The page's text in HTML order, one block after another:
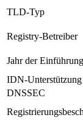
TLD-Typ
Registry-Betreiber
Jahr der Einführung
IDN-Unterstützung
DNSSEC